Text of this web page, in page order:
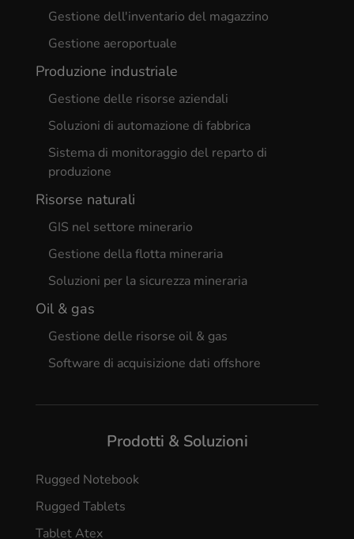
Gestione dell'inventario del magazzino
Gestione aeroportuale
Produzione industriale
Gestione delle risorse aziendali
Soluzioni di automazione di fabbrica
Sistema di monitoraggio del reparto di
produzione
Risorse naturali
GIS nel settore minerario
Gestione della flotta mineraria
Soluzioni per la sicurezza mineraria
Oil & gas
Gestione delle risorse oil & gas
Software di acquisizione dati offshore
Prodotti & Soluzioni
Rugged Notebook
Rugged Tablets
Tablet Atex